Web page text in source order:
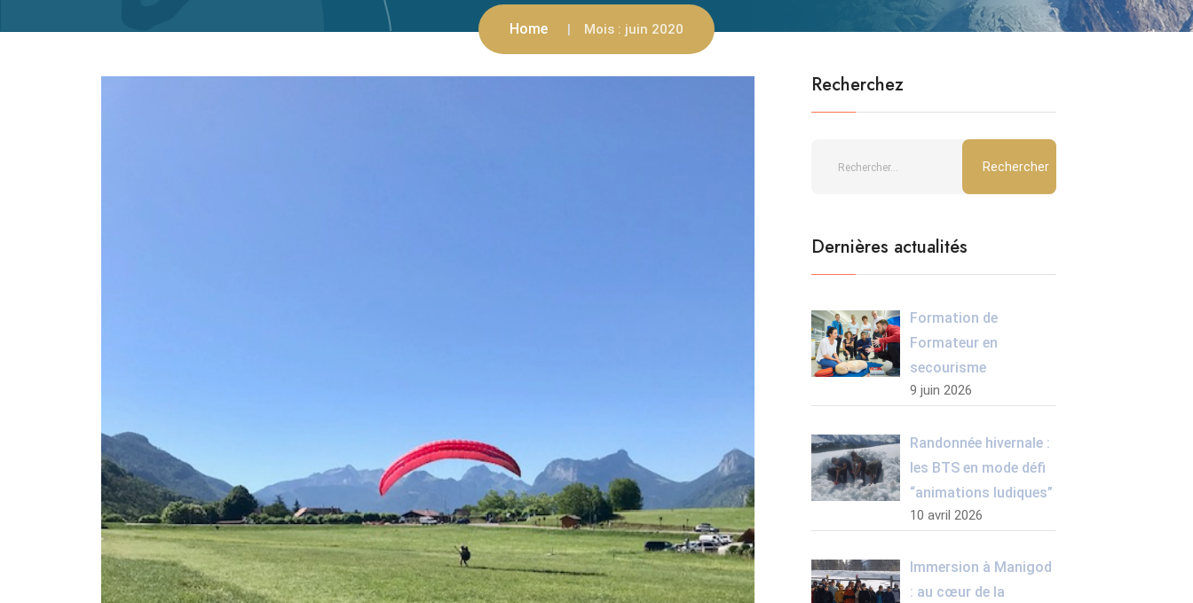
Home Mois : juin 2020
Recherchez
Dernières actualités
Formation de
Formateur en
secourisme
9 juin 2026
Randonnée hivernale :
les BTS en mode défi
“animations ludiques”
10 avril 2026
Immersion à Manigod
: au cœur de la